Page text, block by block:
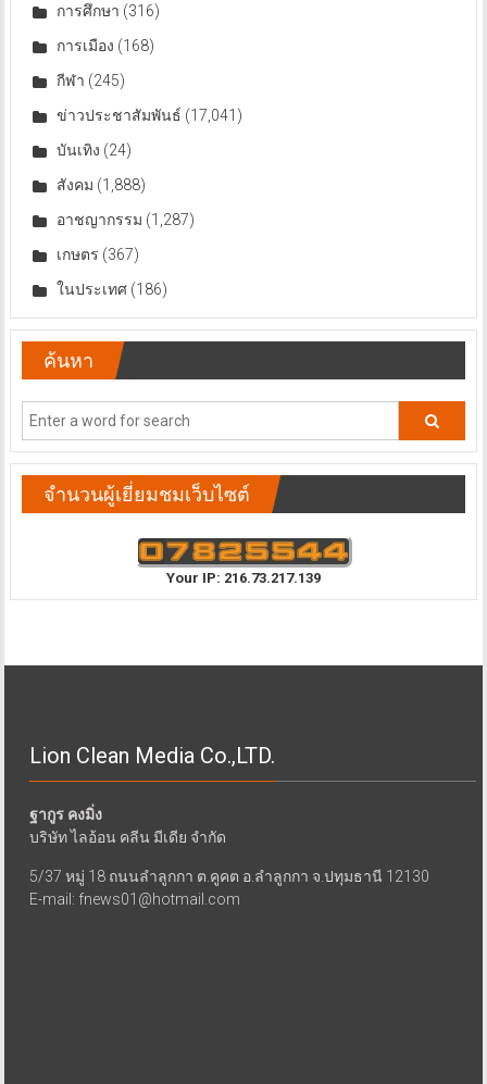
การศึกษา (316)
การเมือง (168)
กีฬา (245)
ข่าวประชาสัมพันธ์ (17,041)
บันเทิง (24)
สังคม (1,888)
อาชญากรรม (1,287)
เกษตร (367)
ในประเทศ(186)
ค้นหา
จำนวนผู้เยี่ยมชมเว็บไซต์
Your IP: 216.73.217.139
Lion Clean Media Co.,LTD.
ฐากูร คงมิ่ง
บริษัท ไลอ้อน คลีน มีเดีย จำกัด
5/37 หมู่ 18 ถนนลำลูกกา ต.คูคต อ.ลำลูกกา จ.ปทุมธานี 12130
E-mail: fnews01@hotmail.com